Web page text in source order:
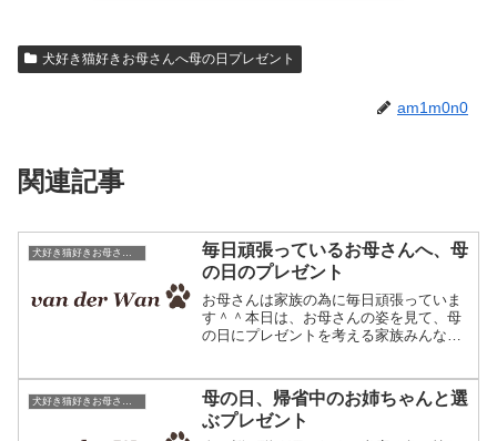
犬好き猫好きお母さんへ母の日プレゼント
am1m0n0
関連記事
犬好き猫好きお母さんへ母の日プレゼント
毎日頑張っているお母さんへ、母
の日のプレゼント
お母さんは家族の為に毎日頑張っていま
す＾＾本日は、お母さんの姿を見て、母
の日にプレゼントを考える家族みんなの
ペットの写真からオリジナルグッズを編
み物で作成する、ニットの...
母の日、帰省中のお姉ちゃんと選
ぶプレゼント